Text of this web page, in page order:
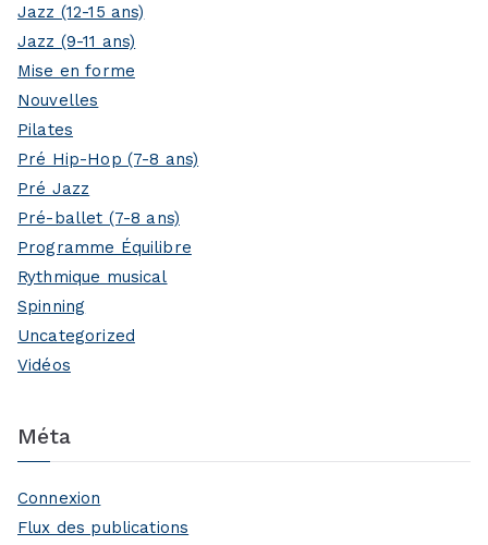
Jazz (12-15 ans)
Jazz (9-11 ans)
Mise en forme
Nouvelles
Pilates
Pré Hip-Hop (7-8 ans)
Pré Jazz
Pré-ballet (7-8 ans)
Programme Équilibre
Rythmique musical
Spinning
Uncategorized
Vidéos
Méta
Connexion
Flux des publications